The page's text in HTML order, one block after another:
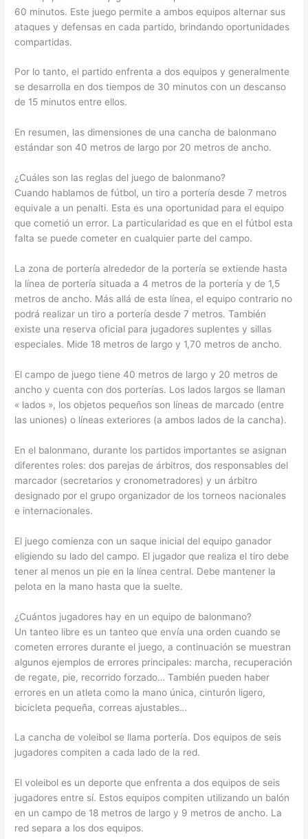
60 minutos. Este juego permite a ambos equipos alternar sus
ataques y defensas en cada partido, brindando oportunidades
compartidas.
Por lo tanto, el partido enfrenta a dos equipos y generalmente
se desarrolla en dos tiempos de 30 minutos con un descanso
de 15 minutos entre ellos.
En resumen, las dimensiones de una cancha de balonmano
estándar son 40 metros de largo por 20 metros de ancho.
¿Cuáles son las reglas del juego de balonmano?
Cuando hablamos de fútbol, ​​un tiro a portería desde 7 metros
equivale a un penalti. Esta es una oportunidad para el equipo
que cometió un error. La particularidad es que en el fútbol esta
falta se puede cometer en cualquier parte del campo.
La zona de portería alrededor de la portería se extiende hasta
la línea de portería situada a 4 metros de la portería y de 1,5
metros de ancho. Más allá de esta línea, el equipo contrario no
podrá realizar un tiro a portería desde 7 metros. También
existe una reserva oficial para jugadores suplentes y sillas
especiales. Mide 18 metros de largo y 1,70 metros de ancho.
El campo de juego tiene 40 metros de largo y 20 metros de
ancho y cuenta con dos porterías. Los lados largos se llaman
« lados », los objetos pequeños son líneas de marcado (entre
las uniones) o líneas exteriores (a ambos lados de la cancha).
En el balonmano, durante los partidos importantes se asignan
diferentes roles: dos parejas de árbitros, dos responsables del
marcador (secretarios y cronometradores) y un árbitro
designado por el grupo organizador de los torneos nacionales
e internacionales.
El juego comienza con un saque inicial del equipo ganador
eligiendo su lado del campo. El jugador que realiza el tiro debe
tener al menos un pie en la línea central. Debe mantener la
pelota en la mano hasta que la suelte.
¿Cuántos jugadores hay en un equipo de balonmano?
Un tanteo libre es un tanteo que envía una orden cuando se
cometen errores durante el juego, a continuación se muestran
algunos ejemplos de errores principales: marcha, recuperación
de regate, pie, recorrido forzado… También pueden haber
errores en un atleta como la mano única, cinturón ligero,
bicicleta pequeña, correas ajustables…
La cancha de voleibol se llama portería. Dos equipos de seis
jugadores compiten a cada lado de la red.
El voleibol es un deporte que enfrenta a dos equipos de seis
jugadores entre sí. Estos equipos compiten utilizando un balón
en un campo de 18 metros de largo y 9 metros de ancho. La
red separa a los dos equipos.